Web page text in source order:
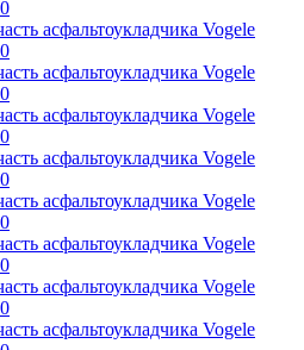
асфальтоукладчика Vogele
асфальтоукладчика Vogele
асфальтоукладчика Vogele
асфальтоукладчика Vogele
асфальтоукладчика Vogele
асфальтоукладчика Vogele
асфальтоукладчика Vogele
асфальтоукладчика Vogele